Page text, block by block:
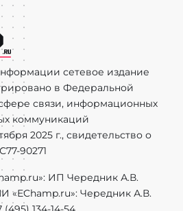
сетевое издание
в Федеральной
связи, информационных
коммуникаций
2025 г., свидетельство о
90271
ИП Чередник А.В.
«EChamp.ru»: Чередник А.В.